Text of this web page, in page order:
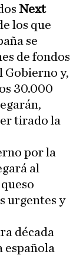
Next
los que
se
de fondos
Gobierno y,
30.000
tirado la
por la
al
urgentes y
década
española